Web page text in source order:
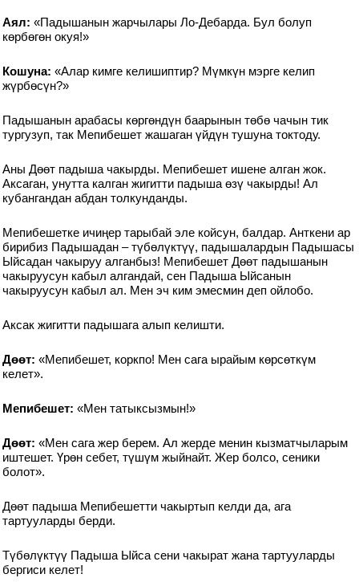
Аял: «Падышанын жарчылары Ло-Дебарда. Бул болуп
көрбөгөн окуя!»
Кошуна: «Алар кимге келишиптир? Мүмкүн мэрге келип
жүрбөсүн?»
Падышанын арабасы көргөндүн баарынын төбө чачын тик
тургузуп, так Мепибешет жашаган үйдүн тушуна токтоду.
Аны Дөөт падыша чакырды. Мепибешет ишене алган жок.
Аксаган, унутта калган жигитти падыша өзү чакырды! Ал
кубангандан абдан толкунданды.
Мепибешетке ичиңер тарыбай эле койсун, балдар. Анткени ар
бирибиз Падышадан – түбөлүктүү, падышалардын Падышасы
Ыйсадан чакыруу алганбыз! Мепибешет Дөөт падышанын
чакыруусун кабыл алгандай, сен Падыша Ыйсанын
чакыруусун кабыл ал. Мен эч ким эмесмин деп ойлобо.
Аксак жигитти падышага алып келишти.
Дөөт: «Мепибешет, коркпо! Мен сага ырайым көрсөткүм
келет».
Мепибешет: «Мен татыксызмын!»
Дөөт: «Мен сага жер берем. Ал жерде менин кызматчыларым
иштешет. Үрөн себет, түшүм жыйнайт. Жер болсо, сеники
болот».
Дөөт падыша Мепибешетти чакыртып келди да, ага
тартууларды берди.
Түбөлүктүү Падыша Ыйса сени чакырат жана тартууларды
бергиси келет!